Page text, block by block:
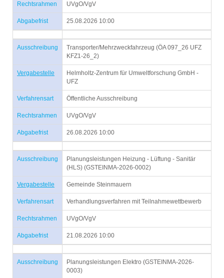
Rechtsrahmen UVgO/VgV
Abgabefrist 25.08.2026 10:00
Ausschreibung
Transporter/Mehrzweckfahrzeug (ÖA 097_26 UFZ
KFZ1-26_2)
Vergabestelle
Helmholtz-Zentrum für Umweltforschung GmbH -
UFZ
Verfahrensart Öffentliche Ausschreibung
Rechtsrahmen UVgO/VgV
Abgabefrist 26.08.2026 10:00
Ausschreibung
Planungsleistungen Heizung - Lüftung - Sanitär
(HLS) (GSTEINMA-2026-0002)
Vergabestelle Gemeinde Steinmauern
Verfahrensart Verhandlungsverfahren mit Teilnahmewettbewerb
Rechtsrahmen UVgO/VgV
Abgabefrist 21.08.2026 10:00
Ausschreibung
Planungsleistungen Elektro (GSTEINMA-2026-
0003)